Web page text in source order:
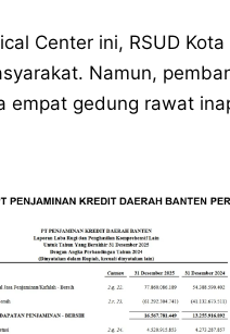
Center ini, RSUD
Namun,
empat gedung rawat